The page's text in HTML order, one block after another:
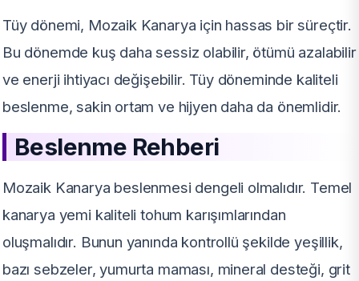
Tüy dönemi, Mozaik Kanarya için hassas bir süreçtir.
Bu dönemde kuş daha sessiz olabilir, ötümü azalabilir
ve enerji ihtiyacı değişebilir. Tüy döneminde kaliteli
beslenme, sakin ortam ve hijyen daha da önemlidir.
Beslenme Rehberi
Mozaik Kanarya beslenmesi dengeli olmalıdır. Temel
kanarya yemi kaliteli tohum karışımlarından
oluşmalıdır. Bunun yanında kontrollü şekilde yeşillik,
bazı sebzeler, yumurta maması, mineral desteği, grit